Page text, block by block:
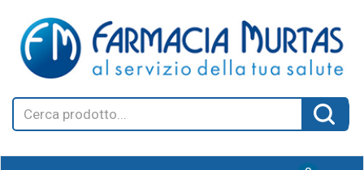
contenuto
principale
SCANO
Cerca
Prodotto